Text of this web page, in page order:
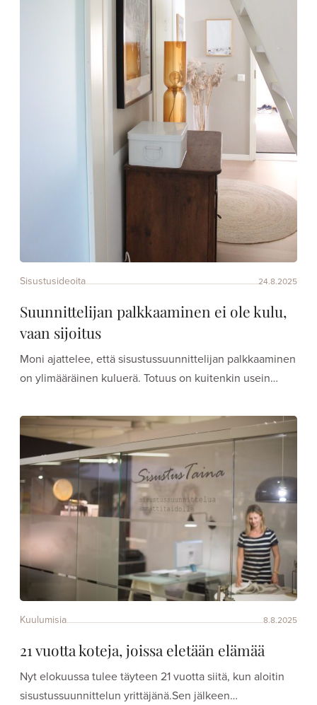
Sisustusideoita 24.8.2025
Suunnittelijan palkkaaminen ei ole kulu,
vaan sijoitus
Moni ajattelee, että sisustussuunnittelijan palkkaaminen
on ylimääräinen kuluerä. Totuus on kuitenkin usein…
Kuulumisia 8.8.2025
21 vuotta koteja, joissa eletään elämää
Nyt elokuussa tulee täyteen 21 vuotta siitä, kun aloitin
sisustussuunnittelun yrittäjänä.Sen jälkeen…